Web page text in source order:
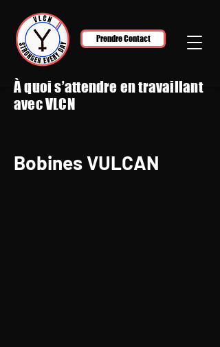
Prendre Contact
À quoi s’attendre en travaillant
avec VLCN
Bobines VULCAN